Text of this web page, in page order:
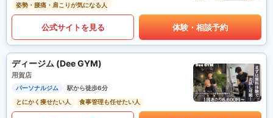
姿勢・腰痛・肩こりが気になる人
公式サイトを見る 体験・相談予約
ディージム (Dee GYM)
用賀店
パーソナルジム
駅から徒歩6分
とにかく痩せたい人
食事管理も任せたい人